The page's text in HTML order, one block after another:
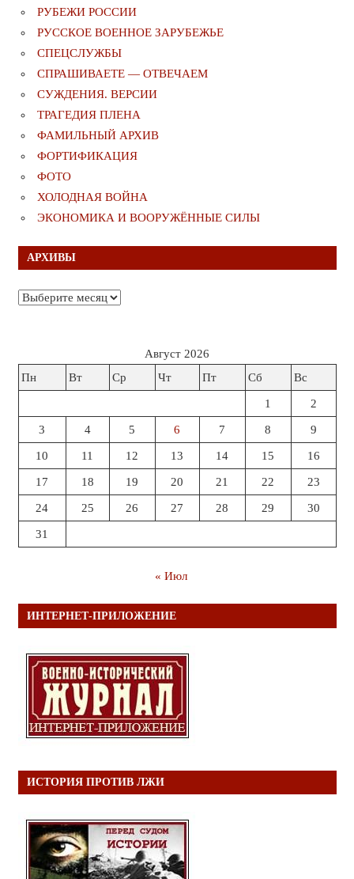
РУБЕЖИ РОССИИ
РУССКОЕ ВОЕННОЕ ЗАРУБЕЖЬЕ
СПЕЦСЛУЖБЫ
СПРАШИВАЕТЕ — ОТВЕЧАЕМ
СУЖДЕНИЯ. ВЕРСИИ
ТРАГЕДИЯ ПЛЕНА
ФАМИЛЬНЫЙ АРХИВ
ФОРТИФИКАЦИЯ
ФОТО
ХОЛОДНАЯ ВОЙНА
ЭКОНОМИКА И ВООРУЖЁННЫЕ СИЛЫ
АРХИВЫ
Архивы
Август 2026
Пн
Вт Ср Чт Пт Сб Вс
1 2
3 4 5 6 7 8 9
10 11 12 13 14 15 16
17 18 19 20 21 22 23
24 25 26 27 28 29 30
31
« Июл
ИНТЕРНЕТ-ПРИЛОЖЕНИЕ
ИСТОРИЯ ПРОТИВ ЛЖИ